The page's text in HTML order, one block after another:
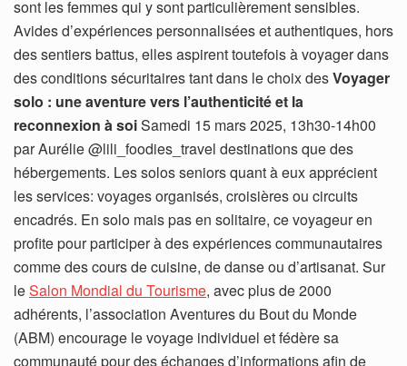
sont les femmes qui y sont particulièrement sensibles.
Avides d’expériences personnalisées et authentiques, hors
des sentiers battus, elles aspirent toutefois à voyager dans
des conditions sécuritaires tant dans le choix desVoyager
solo : une aventure vers l’authenticité et la
reconnexion à soiSamedi 15 mars 2025, 13h30-14h00
par Aurélie @lili_foodies_travel destinations que des
hébergements. Les solos seniors quant à eux apprécient
les services: voyages organisés, croisières ou circuits
encadrés. En solo mais pas en solitaire, ce voyageur en
profite pour participer à des expériences communautaires
comme des cours de cuisine, de danse ou d’artisanat. Sur
leSalon Mondial du Tourisme, avec plus de 2000
adhérents, l’association Aventures du Bout du Monde
(ABM) encourage le voyage individuel et fédère sa
communauté pour des échanges d’informations afin de